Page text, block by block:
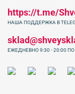
https://t.me/
НАША ПОДДЕРЖКА В
ЕЖЕДНЕВНО 9:30 - 20:00